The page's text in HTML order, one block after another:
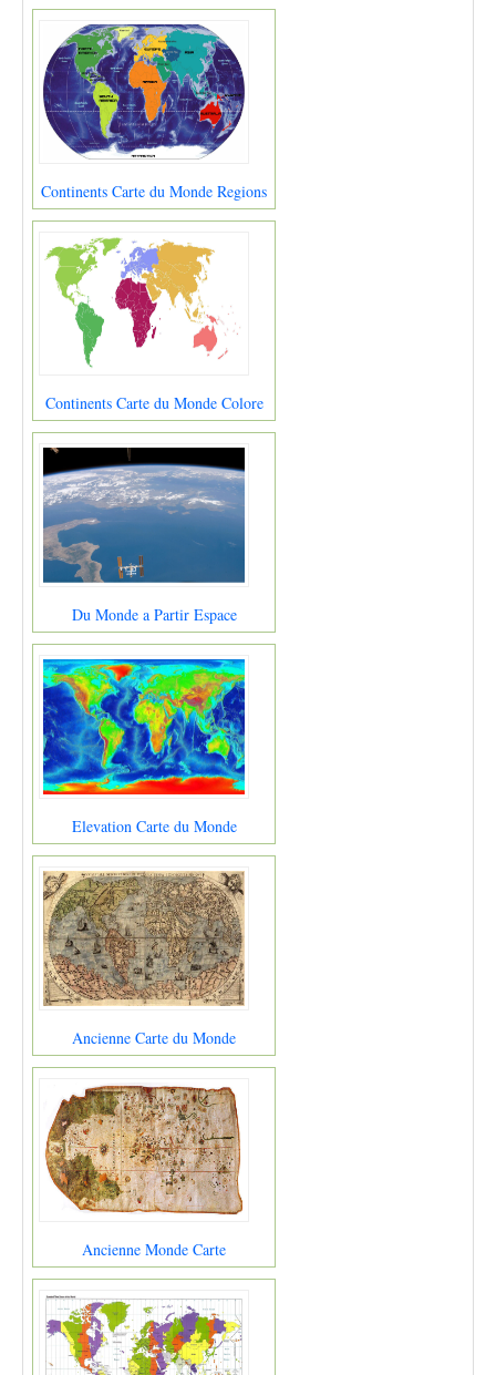
Continents Carte du Monde Regions
Continents Carte du Monde Colore
Du Monde a Partir Espace
Elevation Carte du Monde
Ancienne Carte du Monde
Ancienne Monde Carte